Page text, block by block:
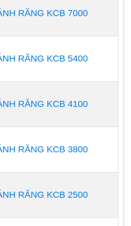
định lượng gắn vào đầu
có thể khác nhau (xem
RĂNG KCB 7000
RĂNG KCB 5400
RĂNG KCB 4100
RĂNG KCB 3800
RĂNG KCB 2500